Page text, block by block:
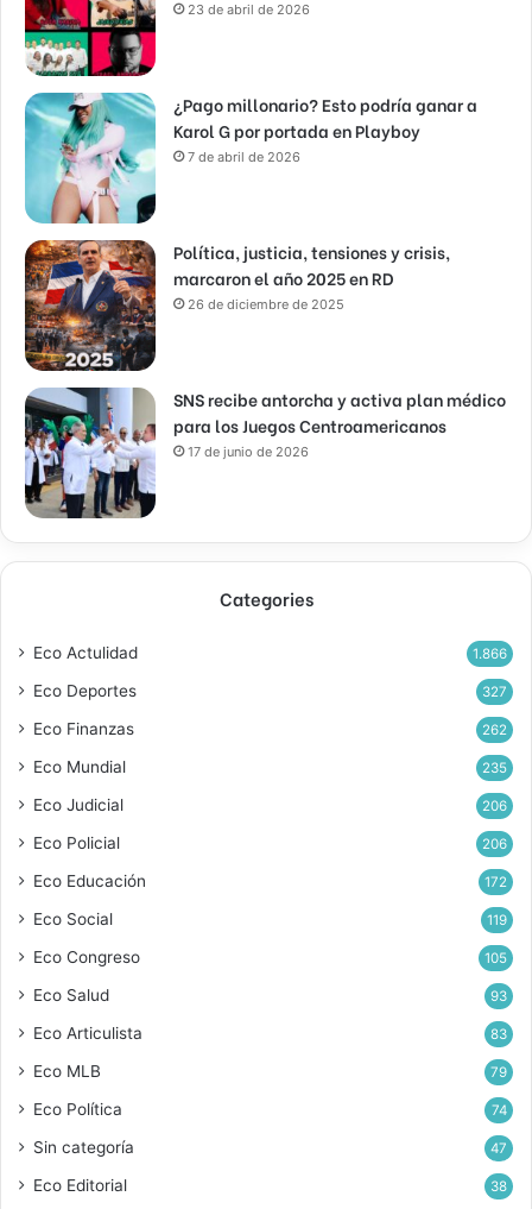
23 de abril de 2026
¿Pago millonario? Esto podría ganar a
Karol G por portada en Playboy
7 de abril de 2026
Política, justicia, tensiones y crisis,
marcaron el año 2025 en RD
26 de diciembre de 2025
SNS recibe antorcha y activa plan médico
para los Juegos Centroamericanos
17 de junio de 2026
Categories
Eco Actulidad 1.866
Eco Deportes 327
Eco Finanzas 262
Eco Mundial 235
Eco Judicial 206
Eco Policial 206
Eco Educación 172
Eco Social 119
Eco Congreso 105
Eco Salud 93
Eco Articulista 83
Eco MLB 79
Eco Política 74
Sin categoría 47
Eco Editorial 38